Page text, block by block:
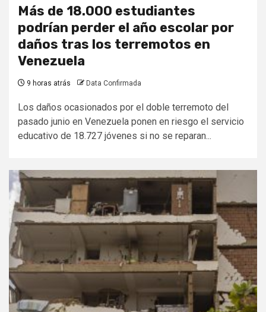
Más de 18.000 estudiantes
podrían perder el año escolar por
daños tras los terremotos en
Venezuela
9 horas atrás Data Confirmada
Los daños ocasionados por el doble terremoto del
pasado junio en Venezuela ponen en riesgo el servicio
educativo de 18.727 jóvenes si no se reparan...